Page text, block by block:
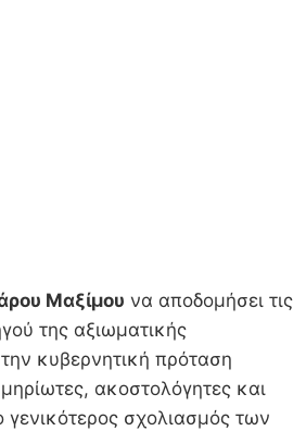
Μαξίμου να αποδομήσει τις
της αξιωματικής
κυβερνητική πρόταση
ακοστολόγητες και
γενικότερος σχολιασμός των